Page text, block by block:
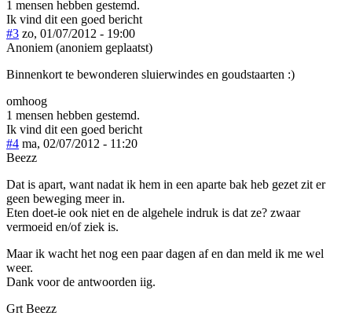
1 mensen hebben gestemd.
Ik vind dit een goed bericht
#3 zo, 01/07/2012 - 19:00
Anoniem (anoniem geplaatst)
Binnenkort te bewonderen sluierwindes en goudstaarten :)
omhoog
1 mensen hebben gestemd.
Ik vind dit een goed bericht
#4 ma, 02/07/2012 - 11:20
Beezz
Dat is apart, want nadat ik hem in een aparte bak heb gezet zit er
geen beweging meer in.
Eten doet-ie ook niet en de algehele indruk is dat ze? zwaar
vermoeid en/of ziek is.
Maar ik wacht het nog een paar dagen af en dan meld ik me wel
weer.
Dank voor de antwoorden iig.
Grt Beezz